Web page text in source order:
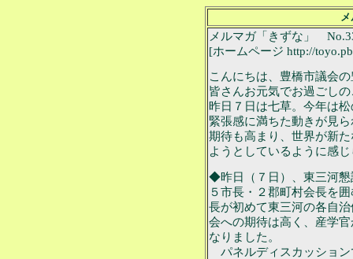
メルマガ「きずな」
[ホームページ http://
こんにちは、豊橋市議会
皆さんお元気でお過ごし
昨日７日は七草。今年は
緊張感に満ちた動きが見
期待も高まり、世界が新
ようとしているように感
◆昨日（７日）、東三河懇
５市長・２郡町村会長を
長が初めて東三河の各自
会への期待は高く、産学
なりました。
パネルディスカッション